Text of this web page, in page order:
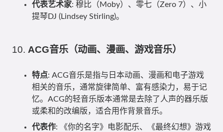
代表艺术家: 穆比（Moby）、零七（Zero 7）、小
提琴DJ (Lindsey Stirling)。
10. ACG音乐（动画、漫画、游戏音乐）
特点: ACG音乐是指与日本动画、漫画和电子游戏
相关的音乐，通常旋律简单、富有感染力，易于记
忆。ACG的轻音乐版本通常是去除了人声的器乐版
或柔和的改编版，适合用作背景音乐。
代表作: 《你的名字》电影配乐、《最终幻想》游戏